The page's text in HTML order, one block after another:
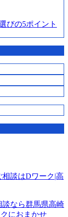
びの5ポイント
なら群馬県高崎
におまかせ